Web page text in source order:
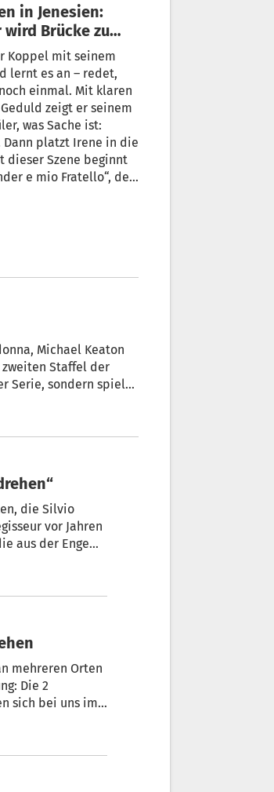
Koppel mit seinem
lernt es an – redet,
einmal. Mit klaren
zeigt er seinem
was Sache ist:
platzt Irene in die
dieser Szene beginnt
e mio Fratello“, der
Michael Keaton
Staffel der
Serie, sondern spielt
Jahren
aus der Enge
mehreren Orten
Die 2
sich bei uns im